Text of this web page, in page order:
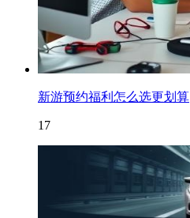
新游预约福利怎么选更划算
17